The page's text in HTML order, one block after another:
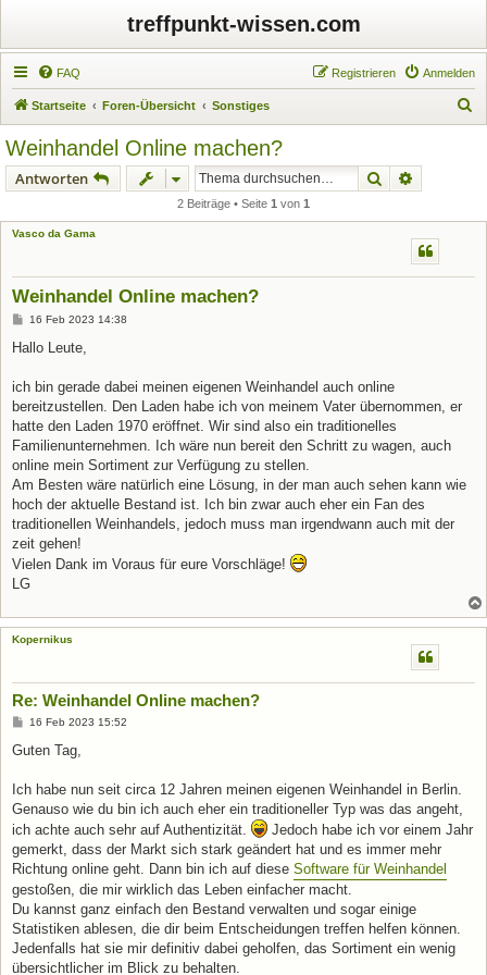
treffpunkt-wissen.com
FAQ Anmelden
Registrieren
Startseite Foren-Übersicht Sonstiges
Weinhandel Online machen?
Antworten Suche
2 Beiträge • Seite 1 von 1
Vasco da Gama
Weinhandel Online machen?
B
i
a
16 Feb 2023 14:38
Hallo Leute,
ich bin gerade dabei meinen eigenen Weinhandel auch online
bereitzustellen. Den Laden habe ich von meinem Vater übernommen, er
hatte den Laden 1970 eröffnet. Wir sind also ein traditionelles
Familienunternehmen. Ich wäre nun bereit den Schritt zu wagen, auch
online mein Sortiment zur Verfügung zu stellen.
Am Besten wäre natürlich eine Lösung, in der man auch sehen kann wie
hoch der aktuelle Bestand ist. Ich bin zwar auch eher ein Fan des
traditionellen Weinhandels, jedoch muss man irgendwann auch mit der
zeit gehen!
Vielen Dank im Voraus für eure Vorschläge!
LG
Kopernikus
Re: Weinhandel Online machen?
B
i
a
16 Feb 2023 15:52
Guten Tag,
Ich habe nun seit circa 12 Jahren meinen eigenen Weinhandel in Berlin.
Genauso wie du bin ich auch eher ein traditioneller Typ was das angeht,
ich achte auch sehr auf Authentizität.
Jedoch habe ich vor einem Jahr
gemerkt, dass der Markt sich stark geändert hat und es immer mehr
Richtung online geht. Dann bin ich auf diese Software für Weinhandel
gestoßen, die mir wirklich das Leben einfacher macht.
Du kannst ganz einfach den Bestand verwalten und sogar einige
Statistiken ablesen, die dir beim Entscheidungen treffen helfen können.
Jedenfalls hat sie mir definitiv dabei geholfen, das Sortiment ein wenig
übersichtlicher im Blick zu behalten.